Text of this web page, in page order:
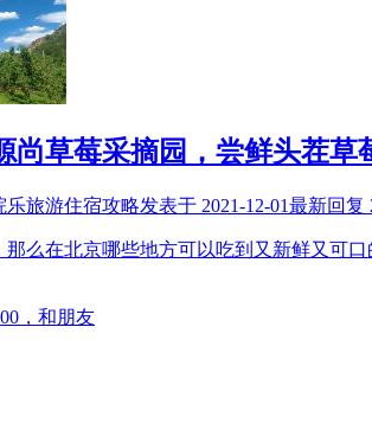
尚草莓采摘园，尝鲜头茬草
乐旅游住宿攻略发表于 2021-12-01最新回复
那么在北京哪些地方可以吃到又新鲜又可
，和朋友